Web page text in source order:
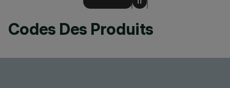
Codes Des Produits